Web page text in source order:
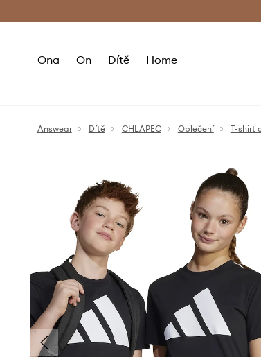
Ona On Dítě Home
Answear Dítě CHLAPEC Oblečení T-shirt